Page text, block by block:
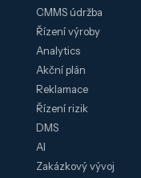
CMMS údržba
Řízení výroby
Analytics
Akční plán
Reklamace
Řízení rizik
DMS
AI
Zakázkový vývoj